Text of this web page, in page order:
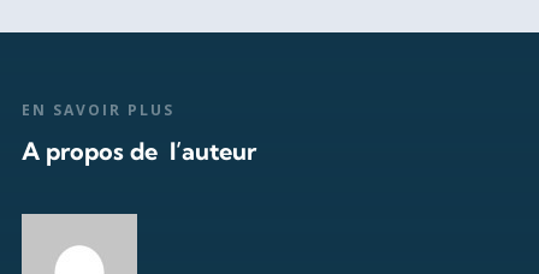
EN SAVOIR PLUS
A propos de l’auteur